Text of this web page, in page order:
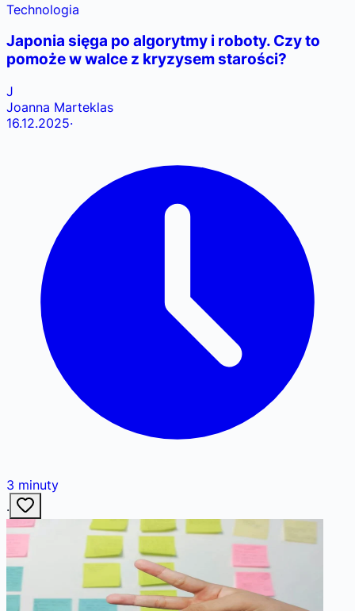
Technologia
Japonia sięga po algorytmy i roboty. Czy to
pomoże w walce z kryzysem starości?
J
Joanna Marteklas
16.12.2025·
3 minuty
·